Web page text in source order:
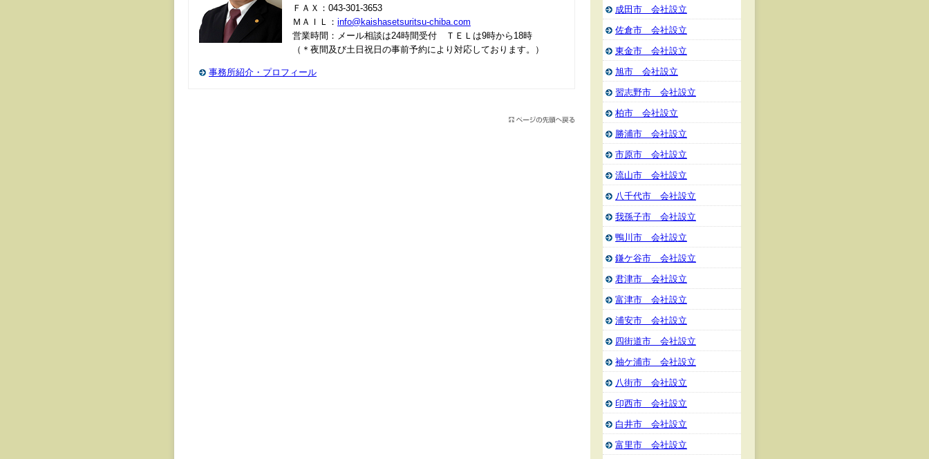
ＦＡＸ：043-301-3653
ＭＡＩＬ： info@kaishasetsuritsu-chiba.com
営業時間：メール相談は24時間受付 ＴＥＬは9時から18時
（＊夜間及び土日祝日の事前予約により対応しております。）
事務所紹介・プロフィール
成田市 会社設立
佐倉市 会社設立
東金市 会社設立
旭市 会社設立
習志野市 会社設立
柏市 会社設立
勝浦市 会社設立
市原市 会社設立
流山市 会社設立
八千代市 会社設立
我孫子市 会社設立
鴨川市 会社設立
鎌ケ谷市 会社設立
君津市 会社設立
富津市 会社設立
浦安市 会社設立
四街道市 会社設立
袖ケ浦市 会社設立
八街市 会社設立
印西市 会社設立
白井市 会社設立
富里市 会社設立